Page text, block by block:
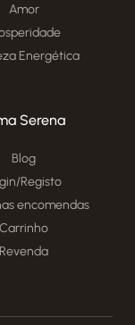
Amor
Energética
Serena
Blog
Registo
encomendas
Carrinho
Revenda